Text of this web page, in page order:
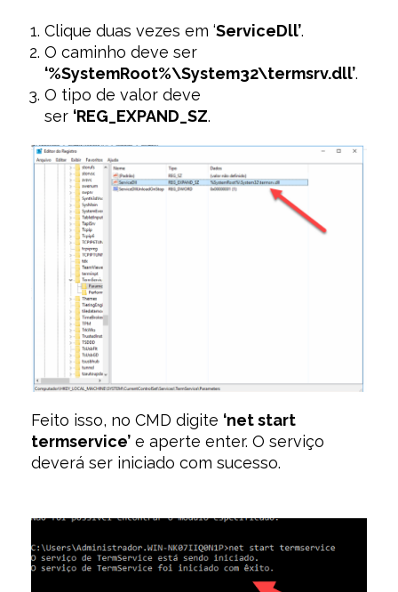
Clique duas vezes em ‘ServiceDll’.
O caminho deve ser
‘%SystemRoot%\System32\termsrv.dll’.
O tipo de valor deve
ser ‘REG_EXPAND_SZ.
Feito isso, no CMD digite ‘net start
termservice’ e aperte enter. O serviço
deverá ser iniciado com sucesso.